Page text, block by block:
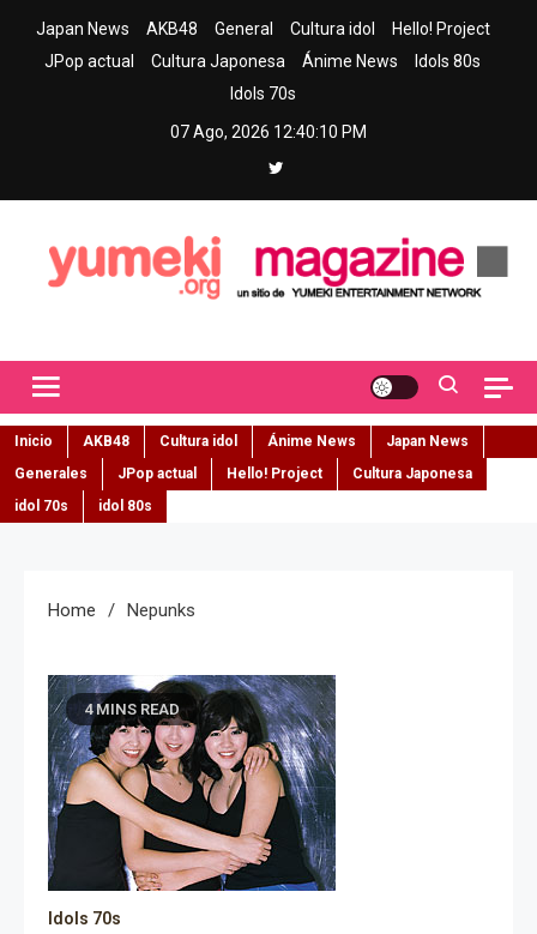
Japan News AKB48 General Cultura idol
Hello! Project
JPop actual
Cultura Japonesa Ánime News
Idols 80s
Idols 70s
07 Ago, 2026 12:40:10 PM
Inicio AKB48 Cultura idol Ánime News
Japan News
Generales
JPop actual Hello! Project
Cultura Japonesa
idol 70s
idol 80s
Home Nepunks
4 MINS READ
Idols 70s